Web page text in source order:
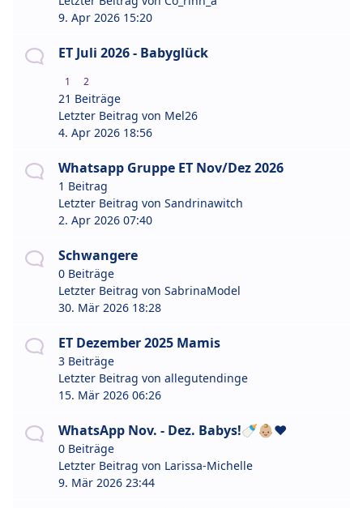
9. Apr 2026 15:20
ET Juli 2026 - Babyglück
1 2
21 Beiträge
Letzter Beitrag von Mel26
4. Apr 2026 18:56
Whatsapp Gruppe ET Nov/Dez 2026
1 Beitrag
Letzter Beitrag von Sandrinawitch
2. Apr 2026 07:40
Schwangere
0 Beiträge
Letzter Beitrag von SabrinaModel
30. Mär 2026 18:28
ET Dezember 2025 Mamis
3 Beiträge
Letzter Beitrag von allegutendinge
15. Mär 2026 06:26
WhatsApp Nov. - Dez. Babys!🍼👶🏼❤️
0 Beiträge
Letzter Beitrag von Larissa-Michelle
9. Mär 2026 23:44